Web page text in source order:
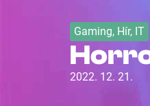
Gaming, Hír, IT
2022. 12. 21.